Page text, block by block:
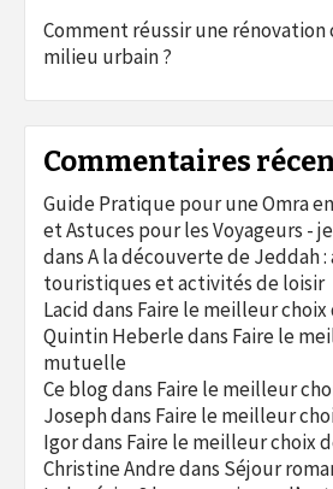
Comment réussir une
milieu urbain ?
Commentaires
Guide Pratique pour une Omra
et Astuces pour les Voyageurs -
dansA la découverte de Jeddah
touristiques et activités de loisir
Laciddans Faire le meilleur
Quintin Heberledans Faire le
mutuelle
Ce blogdans Faire le meilleur
Josephdans Faire le meilleur
Igordans Faire le meilleur choix
Christine Andredans Séjour